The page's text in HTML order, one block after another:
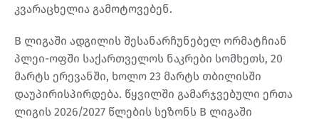
კვარაცხელია გამოტოვებენ.
B ლიგაში ადგილის შესანარჩუნებელ ორმატჩიან
პლეი-ოფში საქართველოს ნაკრები სომხეთს, 20
მარტს ერევანში, ხოლო 23 მარტს თბილისში
დაუპირისპირდება. წყვილში გამარჯვებული ერთა
ლიგის 2026/2027 წლების სეზონს B ლიგაში